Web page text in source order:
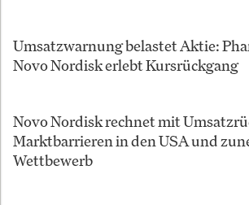
Umsatzwarnung belastet Aktie:
Novo Nordisk erlebt Kursrückgang
Novo Nordisk rechnet mit
Marktbarrieren in den USA und
Wettbewerb